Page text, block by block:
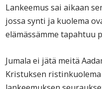
Lankeemus sai aikaan
jossa synti ja kuolema
elämässämme tapahtuu
Jumala ei jätä meitä
Kristuksen